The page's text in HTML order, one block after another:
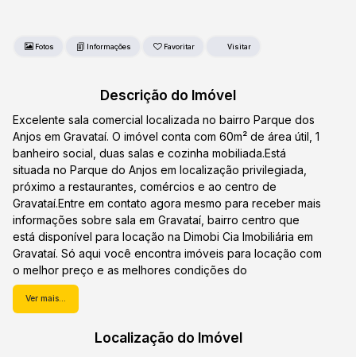
Fotos Favoritar
Descrição do Imóvel
Excelente sala comercial localizada no bairro Parque dos
Anjos em Gravataí. O imóvel conta com 60m² de área útil, 1
banheiro social, duas salas e cozinha mobiliada.Está
situada no Parque do Anjos em localização privilegiada,
próximo a restaurantes, comércios e ao centro de
Gravataí.Entre em contato agora mesmo para receber mais
informações sobre sala em Gravataí, bairro centro que
está disponível para locação na Dimobi Cia Imobiliária em
Gravataí. Só aqui você encontra imóveis para locação com
o melhor preço e as melhores condições do
mercado.Venha conferir.
Ver mais...
Localização do Imóvel